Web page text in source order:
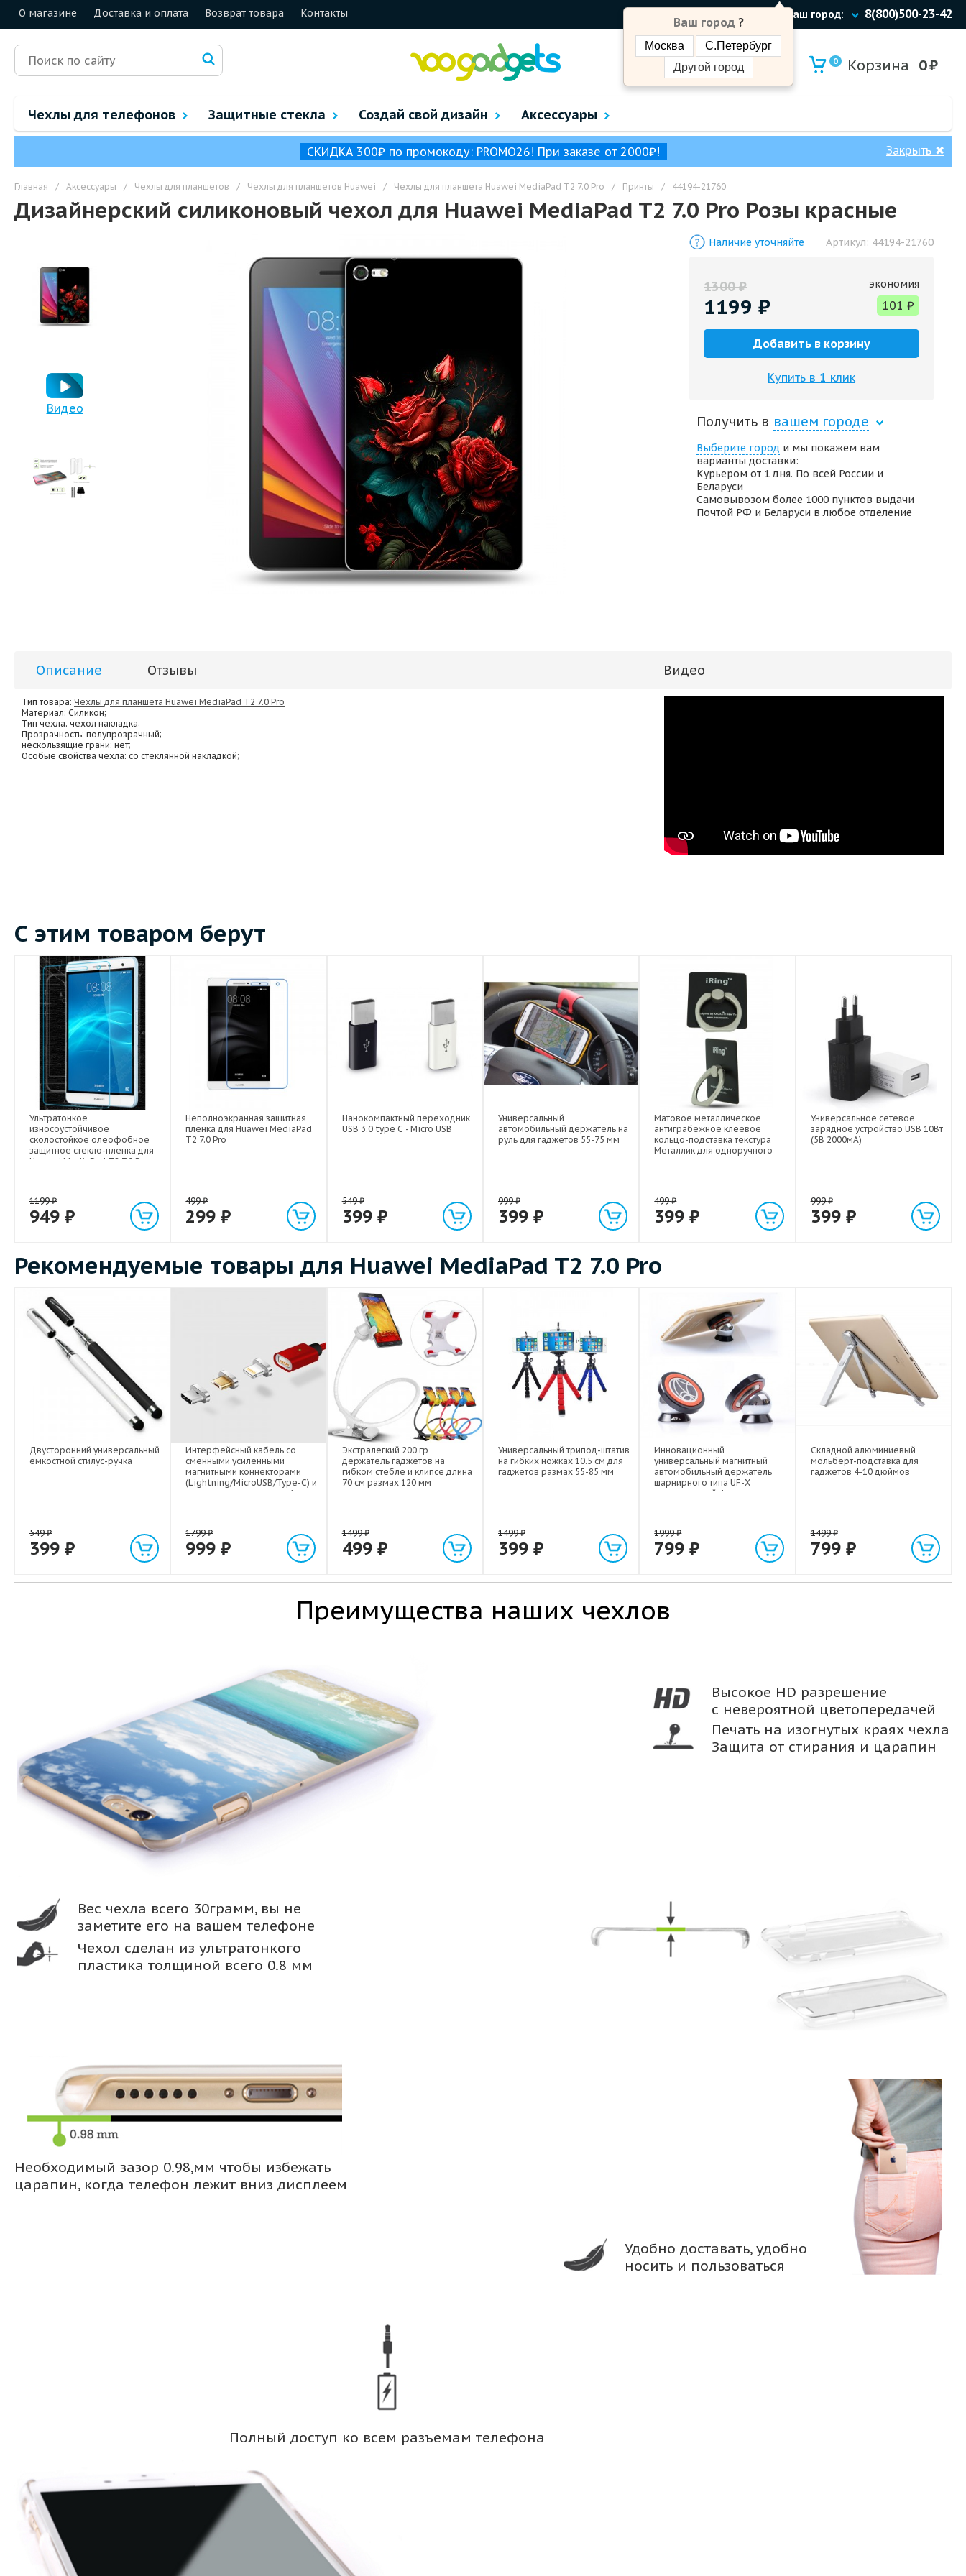
О магазине Доставка и оплата Возврат товара Контакты Ваш город:
Ваш город ?
Москва
С.Петербург
Другой город
8(800)500-23-42
0 Корзина 0₽
Чехлы для телефонов Защитные стекла Создай свой дизайн Аксессуары
СКИДКА 300₽ по промокоду: PROMO26! При заказе от 2000₽! Закрыть ✖
Главная / Аксессуары / Чехлы для планшетов / Чехлы для планшетов Huawei / Чехлы для планшета Huawei MediaPad T2 7.0 Pro / Принты / 44194-21760
Дизайнерский силиконовый чехол для Huawei MediaPad T2 7.0 Pro Розы красные
Видео
Наличие уточняйте Артикул: 44194-21760
1300₽
1199 ₽
экономия
101 ₽
Добавить в корзину
Купить в 1 клик
Получить в вашем городе
Выберите город и мы покажем вам
варианты доставки:
Курьером от 1 дня. По всей России и
Беларуси
Самовывозом более 1000 пунктов выдачи
Почтой РФ и Беларуси в любое отделение
Описание Отзывы Видео
Тип товара: Чехлы для планшета Huawei MediaPad T2 7.0 Pro
Материал: Силикон;
Тип чехла: чехол накладка;
Прозрачность: полупрозрачный;
нескользящие грани: нет;
Особые свойства чехла: со стеклянной накладкой;
С этим товаром берут
Ультратонкое
износоустойчивое
сколостойкое олеофобное
защитное стекло-пленка для
Huawei MediaPad T2 7.0 Pro
1199₽
949 ₽
Неполноэкранная защитная
пленка для Huawei MediaPad
T2 7.0 Pro
499₽
299₽
Нанокомпактный переходник
USB 3.0 type C - Micro USB
549₽
399 ₽
Универсальный
автомобильный держатель на
руль для гаджетов 55-75 мм
999₽
399 ₽
Матовое металлическое
антиграбежное клеевое
кольцо-подставка текстура
Металлик для одноручного
499₽
399₽
Универсальное сетевое
зарядное устройство USB 10Вт
(5В 2000мА)
999₽
399 ₽
Рекомендуемые товары для Huawei MediaPad T2 7.0 Pro
Двусторонний универсальный
емкостной стилус-ручка
549₽
399 ₽
Интерфейсный кабель со
сменными усиленными
магнитными коннекторами
(Lightning/MicroUSB/Type-C) и
световым индикатором 1м
1799₽
999₽
Экстралегкий 200 гр
держатель гаджетов на
гибком стебле и клипсе длина
70 см размах 120 мм
1499₽
499 ₽
Универсальный трипод-штатив
на гибких ножках 10.5 см для
гаджетов размах 55-85 мм
1499₽
399 ₽
Инновационный
универсальный магнитный
автомобильный держатель
шарнирного типа UF-X
экстрасильной фиксации для
1999₽
799₽
Складной алюминиевый
мольберт-подставка для
гаджетов 4-10 дюймов
1499₽
799 ₽
Преимущества наших чехлов
Высокое HD разрешение
с невероятной цветопередачей
Печать на изогнутых краях чехла
Защита от стирания и царапин
Вес чехла всего 30грамм, вы не
заметите его на вашем телефоне
Чехол сделан из ультратонкого
пластика толщиной всего 0.8 мм
Удобно доставать, удобно
носить и пользоваться
Необходимый зазор 0.98,мм чтобы избежать
царапин, когда телефон лежит вниз дисплеем
Полный доступ ко всем разъемам телефона